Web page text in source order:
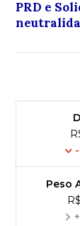
PRD e
Peso